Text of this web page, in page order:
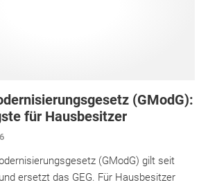
(GModG):
für Hausbesitzer
(GModG) gilt seit
ersetzt das GEG. Für Hausbesitzer